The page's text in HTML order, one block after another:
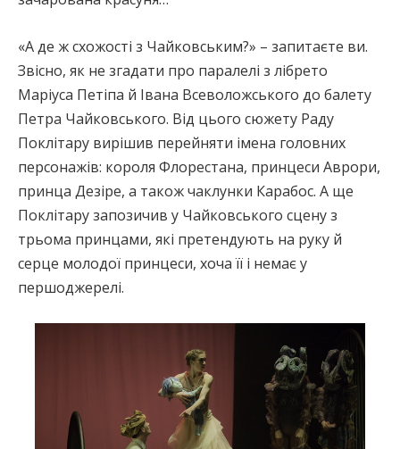
«А де ж схожості з Чайковським?» – запитаєте ви.
Звісно, як не згадати про паралелі з лібрето
Маріуса Петіпа й Івана Всеволожського до балету
Петра Чайковського. Від цього сюжету Раду
Поклітару вирішив перейняти імена головних
персонажів: короля Флорестана, принцеси Аврори,
принца Дезіре, а також чаклунки Карабос. А ще
Поклітару запозичив у Чайковського сцену з
трьома принцами, які претендують на руку й
серце молодої принцеси, хоча її і немає у
першоджерелі.